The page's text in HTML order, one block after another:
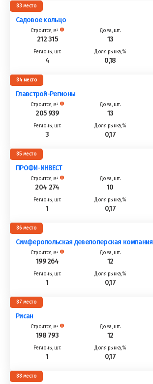
83
Садовое кольцо
212 315 13
4 0,18
84
Главстрой-Регионы
205 939 13
3 0,17
85
ПРОФИ-ИНВЕСТ
204 274 10
1 0,17
86
Симферопольская девелоперская компания
199 264 12
1 0,17
87
Рисан
198 793 12
1 0,17
88